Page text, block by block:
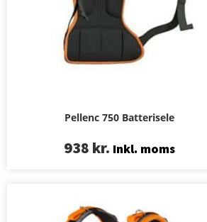
Pellenc 750 Batterisele
938 kr. Inkl. moms